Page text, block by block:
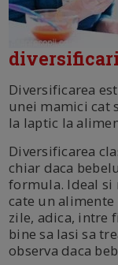
Diversificarea
unei mamici cat
la laptic la
Diversificarea
chiar daca
formula. Ideal si
cate un
zile, adica, intre
bine sa lasi sa
observa daca